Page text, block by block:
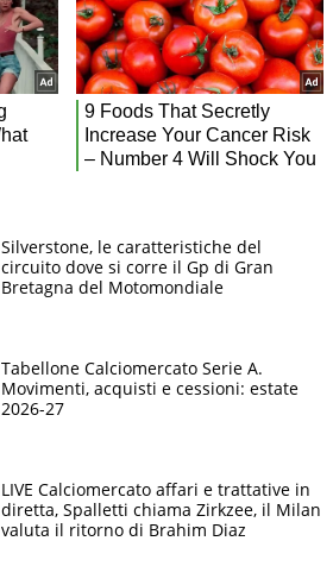
Silverstone, le caratteristiche del
circuito dove si corre il Gp di Gran
Bretagna del Motomondiale
Tabellone Calciomercato Serie A.
Movimenti, acquisti e cessioni: estate
2026-27
LIVE Calciomercato affari e trattative in
diretta, Spalletti chiama Zirkzee, il Milan
valuta il ritorno di Brahim Diaz